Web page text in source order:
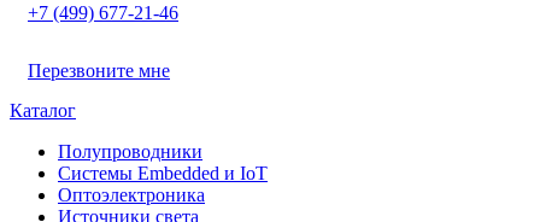
+7 (499) 677-21-46
Перезвоните мне
Каталог
Полупроводники
Системы Embedded и IoT
Oптоэлектроника
Источники света